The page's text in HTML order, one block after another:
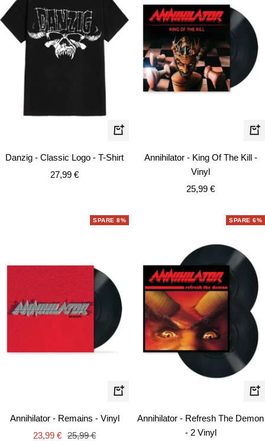
Schnellansicht
Danzig - Classic Logo - T-Shirt
Angebotspreis
27,99 €
In
Annihilator - King Of The Kill -
Vinyl
Angebotspreis
25,99 €
SPARE 8%
In
Annihilator - Remains - Vinyl
Angebotspreis
23,99 € Regulärer
25,99 €
SPARE 6%
In
Annihilator - Refresh The Demon
- 2 Vinyl